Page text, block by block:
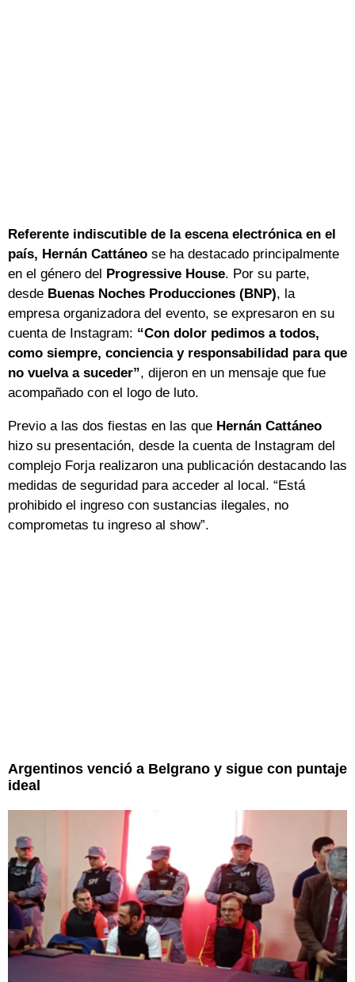
Referente indiscutible de la escena electrónica en el
país, Hernán Cattáneo se ha destacado principalmente
en el género del Progressive House. Por su parte,
desde Buenas Noches Producciones (BNP), la
empresa organizadora del evento, se expresaron en su
cuenta de Instagram: “Con dolor pedimos a todos,
como siempre, conciencia y responsabilidad para que
no vuelva a suceder”, dijeron en un mensaje que fue
acompañado con el logo de luto.
Previo a las dos fiestas en las que Hernán Cattáneo
hizo su presentación, desde la cuenta de Instagram del
complejo Forja realizaron una publicación destacando las
medidas de seguridad para acceder al local. “Está
prohibido el ingreso con sustancias ilegales, no
comprometas tu ingreso al show”.
Argentinos venció a Belgrano y sigue con puntaje
ideal